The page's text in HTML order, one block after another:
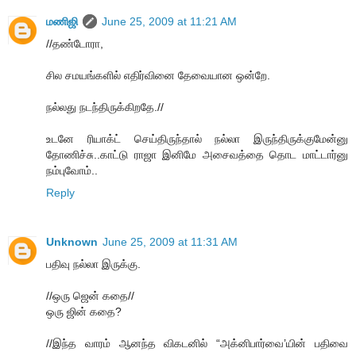
மணிஜி
June 25, 2009 at 11:21 AM
//தண்டோரா,
சில சமயங்களில் எதிர்வினை தேவையான ஒன்றே.
நல்லது நடந்திருக்கிறதே.//
உடனே ரியாக்ட் செய்திருந்தால் நல்லா இருந்திருக்குமேன்னு
தோணிச்சு..காட்டு ராஜா இனிமே அசைவத்தை தொட மாட்டார்னு
நம்புவோம்..
Reply
Unknown June 25, 2009 at 11:31 AM
பதிவு நல்லா இருக்கு.
//ஒரு ஜென் கதை//
ஒரு ஜின் கதை?
//இந்த வாரம் ஆனந்த விகடனில் “அக்னிபார்வை’யின் பதிவை